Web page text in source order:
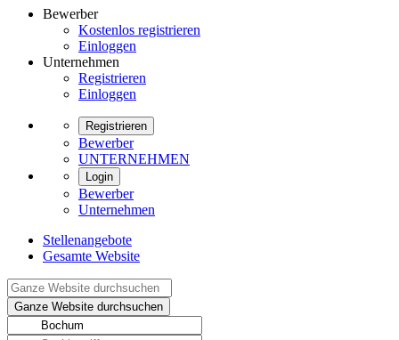
Bewerber
Kostenlos registrieren
Einloggen
Unternehmen
Registrieren
Einloggen
Registrieren
Bewerber
UNTERNEHMEN
Login
Bewerber
Unternehmen
Stellenangebote
Gesamte Website